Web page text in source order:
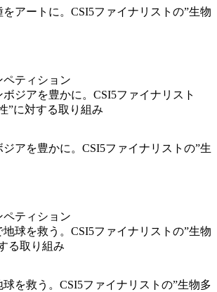
アートに。CSI5ファイナリストの”生物
ペティション
アを豊かに。CSI5ファイナリストの”生
ペティション
を救う。CSI5ファイナリストの”生物多